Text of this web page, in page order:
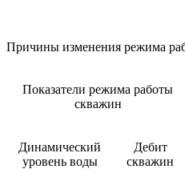
Причины изменения режима
Показатели режима работы
скважин
Динамический
уровень воды
Дебит
скважин